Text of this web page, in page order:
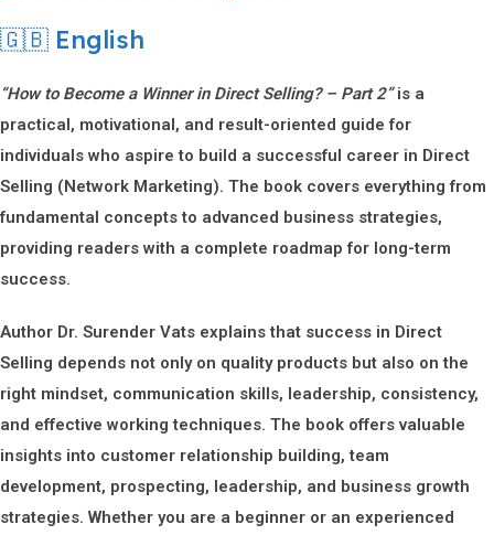
🇬🇧 English
“How to Become a Winner in Direct Selling? – Part 2”is a
practical, motivational, and result-oriented guide for
individuals who aspire to build a successful career in Direct
Selling (Network Marketing). The book covers everything from
fundamental concepts to advanced business strategies,
providing readers with a complete roadmap for long-term
success.
Author Dr. Surender Vats explains that success in Direct
Selling depends not only on quality products but also on the
right mindset, communication skills, leadership, consistency,
and effective working techniques. The book offers valuable
insights into customer relationship building, team
development, prospecting, leadership, and business growth
strategies. Whether you are a beginner or an experienced